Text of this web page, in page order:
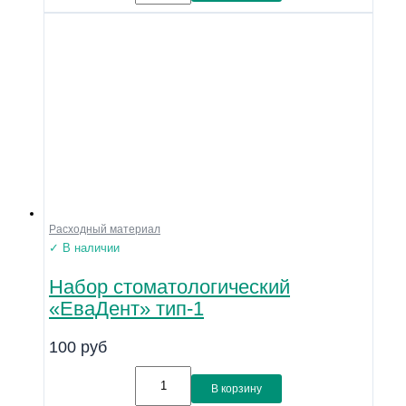
Расходный материал
✓ В наличии
Набор стоматологический
«ЕваДент» тип-1
100 руб
В корзину